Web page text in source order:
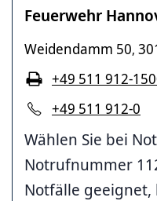
Feuerwehr
Weidendamm 50,
+49 511 912-0
+49 511 912-
Wählen Sie bei
Notrufnummer
Notfälle